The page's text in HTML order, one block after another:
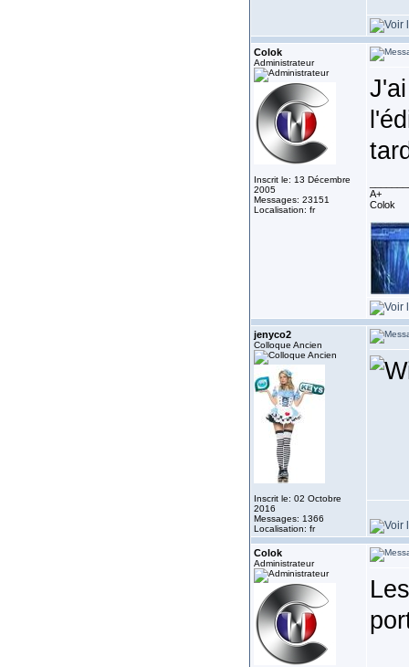
Colok
Administrateur
Inscrit le: 13 Décembre
2005
Messages: 23151
Localisation: fr
A+
Colok
jenyco2
Colloque Ancien
Inscrit le: 02 Octobre
2016
Messages: 1366
Localisation: fr
Colok
Administrateur